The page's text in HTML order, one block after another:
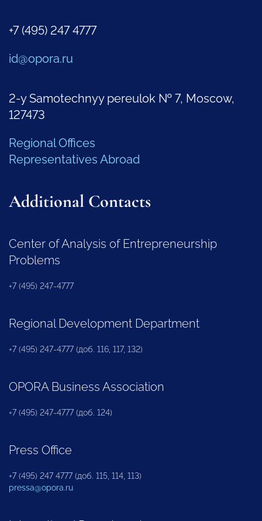
+7 (495) 247 4777
id@opora.ru
2-y Samotechnyy pereulok № 7, Moscow,
127473
Regional Offices
Representatives Abroad
Additional Contacts
Center of Analysis of Entrepreneurship
Problems
+7 (495) 247-4777
Regional Development Department
+7 (495) 247-4777 (доб. 116, 117, 132)
OPORA Business Association
+7 (495) 247-4777 (доб. 124)
Press Office
+7 (495) 247 4777 (доб. 115, 114, 113)
pressa@opora.ru